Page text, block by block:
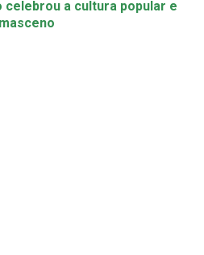
a cultura popular e